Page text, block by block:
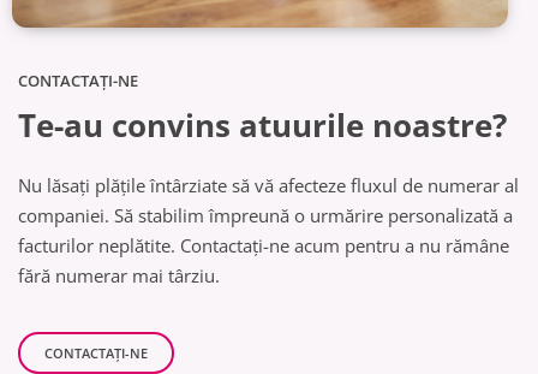
CONTACTAŢI-NE
Te-au convins atuurile noastre?
Nu lăsați plățile întârziate să vă afecteze fluxul de numerar al
companiei. Să stabilim împreună o urmărire personalizată a
facturilor neplătite. Contactați-ne acum pentru a nu rămâne
fără numerar mai târziu.
CONTACTAŢI-NE